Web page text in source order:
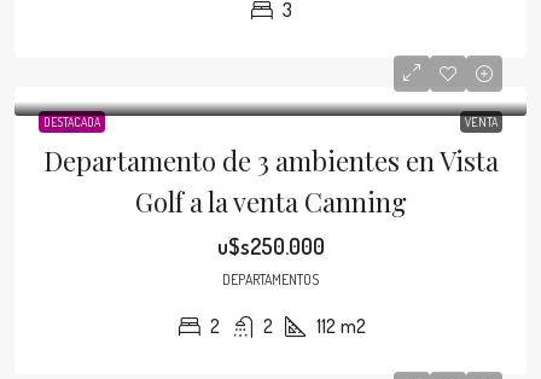
3
DESTACADA VENTA
Departamento de 3 ambientes en Vista
Golf a la venta Canning
u$s250.000
DEPARTAMENTOS
2 2 112 m2